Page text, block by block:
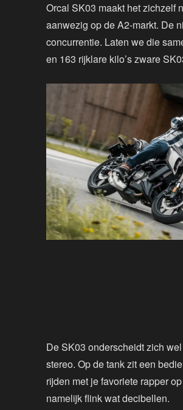
Orcal SK03 maakt het zichzelf
aanwezig op de A2-markt. De
concurrentie. Laten we die
en 163 rijklare kilo’s zware
De SK03 onderscheidt zich
stereo. Op de tank zit een
rijden met je favoriete rapper
namelijk flink wat decibellen.